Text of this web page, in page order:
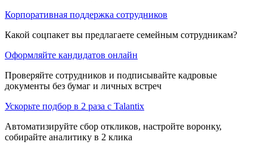
Корпоративная поддержка сотрудников
Какой соцпакет вы предлагаете семейным сотрудникам?
Оформляйте кандидатов онлайн
Проверяйте сотрудников и подписывайте кадровые
документы без бумаг и личных встреч
Ускорьте подбор в 2 раза с Talantix
Автоматизируйте сбор откликов, настройте воронку,
собирайте аналитику в 2 клика